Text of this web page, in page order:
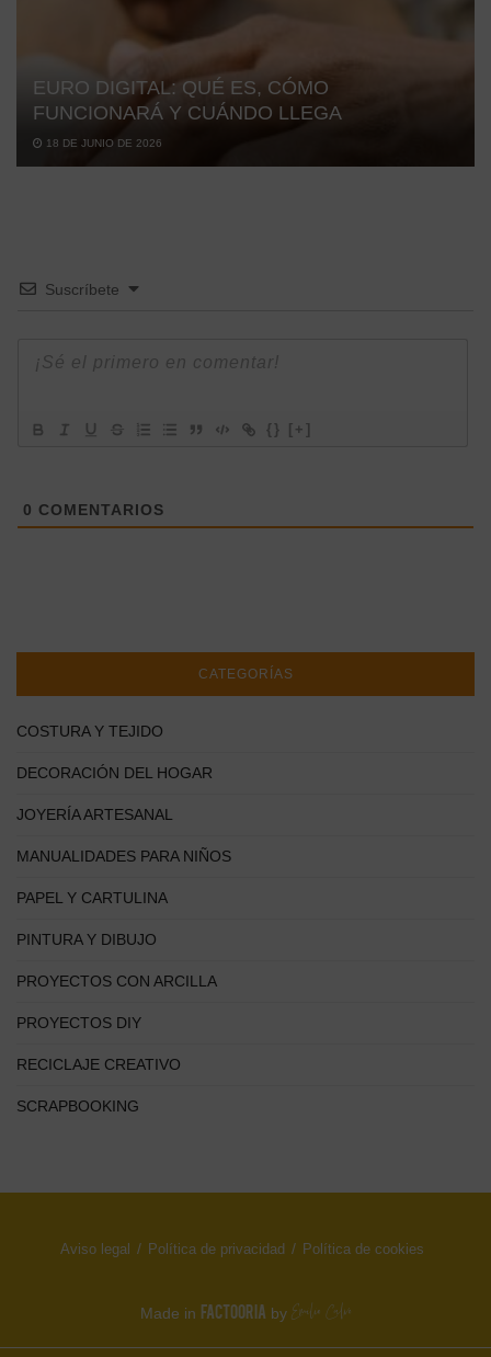
EURO DIGITAL: QUÉ ES, CÓMO
FUNCIONARÁ Y CUÁNDO LLEGA
18 DE JUNIO DE 2026
Suscríbete
{} [+]
0 COMENTARIOS
CATEGORÍAS
COSTURA Y TEJIDO
DECORACIÓN DEL HOGAR
JOYERÍA ARTESANAL
MANUALIDADES PARA NIÑOS
PAPEL Y CARTULINA
PINTURA Y DIBUJO
PROYECTOS CON ARCILLA
PROYECTOS DIY
RECICLAJE CREATIVO
SCRAPBOOKING
Aviso legal Política de privacidad Política de cookies
Made in FACTOORIA by